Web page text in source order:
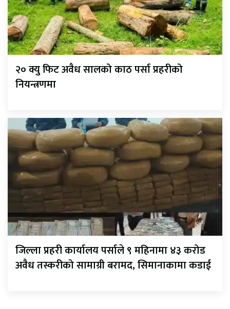
२० क्यु फिट अवैध सालको काठ पर्सा प्रहरीको
नियन्त्रणमा
जिल्ला प्रहरी कार्यालय पर्साले ९ महिनामा ४३ करोड
अवैध तस्करीको सामाग्री बरामद, सिमानाकामा कडाई